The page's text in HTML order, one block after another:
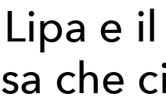
e
che